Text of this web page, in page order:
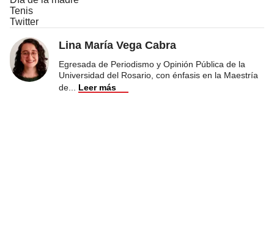
Tenis
Twitter
Lina María Vega Cabra
Egresada de Periodismo y Opinión Pública de la
Universidad del Rosario, con énfasis en la Maestría
de
Leer más